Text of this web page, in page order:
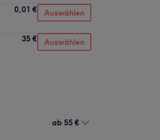
0,01 € Auswählen
35 € Auswählen
ab 55 €